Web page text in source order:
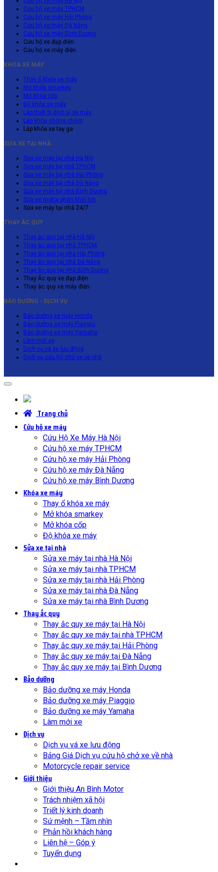
Cứu hộ xe máy TPHCM
Cứu hộ xe máy Hải Phòng
Cứu hộ xe máy Đà Nẵng
Cứu hộ xe máy Bình Dương
Cứu hộ xe đạp điện
Cứu hộ xe máy điện
KHÓA XE MÁY
Thay ổ khóa xe máy
Mở khóa smarkey
Mở khóa cốp
Độ khóa xe máy
Lắp thiết bị định vị xe máy
Lắp khóa chống chộm
Lắp khóa xe tay ga
SỬA XE TẠI NHÀ
Sửa xe máy tại nhà Hà Nội
Sửa xe máy tại nhà TPHCM
Sửa xe máy tại nhà Hải Phòng
Sửa xe máy tại nhà Đà Nẵng
Sửa xe máy tại nhà Bình Dương
Sửa xe motor phân khối lớn
Sửa xe máy tại nhà 24/7
THAY ẮC QUY
Thay ắc quy tại nhà Hà Nội
Thay ắc quy tại nhà TPHCM
Thay ắc quy tại nhà Hải Phòng
Thay ắc quy tại nhà Đà Nẵng
Thay ắc quy tại nhà Bình Dương
Thay Ắc quy xe đạp điện
Thay ắc quy xe máy điện
BẢO DƯỠNG - DỊCH VỤ
Bảo dưỡng xe máy Honda
Bảo dưỡng xe máy Piaggio
Bảo dưỡng xe máy Yamaha
Làm mới xe
Dịch vụ vá xe lưu động
Dịch vụ cứu hộ chở xe về nhà
Trang chủ
Cứu hộ xe máy
Cứu Hộ Xe Máy Hà Nội
Cứu hộ xe máy TPHCM
Cứu hộ xe máy Hải Phòng
Cứu hộ xe máy Đà Nẵng
Cứu hộ xe máy Bình Dương
Khóa xe máy
Thay ổ khóa xe máy
Mở khóa smarkey
Mở khóa cốp
Độ khóa xe máy
Sửa xe tại nhà
Sửa xe máy tại nhà Hà Nội
Sửa xe máy tại nhà TPHCM
Sửa xe máy tại nhà Hải Phòng
Sửa xe máy tại nhà Đà Nẵng
Sửa xe máy tại nhà Bình Dương
Thay ắc quy
Thay ắc quy xe máy tại Hà Nội
Thay ắc quy xe máy tại nhà TPHCM
Thay ắc quy xe máy tại Hải Phòng
Thay ắc quy xe máy tại Đà Nẵng
Thay ắc quy xe máy tại Bình Dương
Bảo dưỡng
Bảo dưỡng xe máy Honda
Bảo dưỡng xe máy Piaggio
Bảo dưỡng xe máy Yamaha
Làm mới xe
Dịch vụ
Dịch vụ vá xe lưu động
Bảng Giá Dịch vụ cứu hộ chở xe về nhà
Motorcycle repair service
Giới thiệu
Giới thiệu An Bình Motor
Trách nhiệm xã hội
Triết lý kinh doanh
Sứ mệnh – Tầm nhìn
Phản hồi khách hàng
Liên hệ – Góp ý
Tuyển dụng